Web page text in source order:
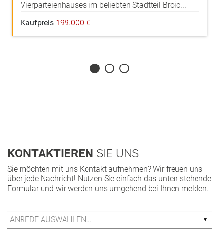
Vierparteienhauses im beliebten Stadtteil Broic...
Kaufpreis 199.000 €
KONTAKTIEREN SIE UNS
Sie möchten mit uns Kontakt aufnehmen? Wir freuen uns
über jede Nachricht! Nutzen Sie einfach das unten stehende
Formular und wir werden uns umgehend bei Ihnen melden.